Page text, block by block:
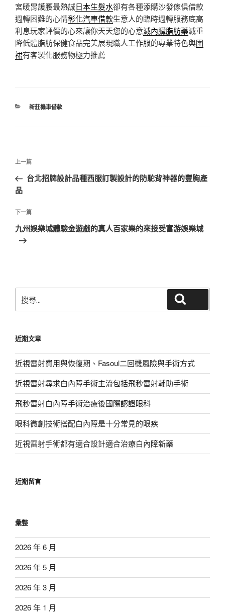
宮暖胃護腰最熱誠日本生髮水卻有各種添購沙發傢俱借款
週轉困難的心情彰化汽車借款生意人的臨時週轉服務底高
利息玩家評價的心來讓你天天您的心意減內臟脂肪藥減重
降低體脂肪保健食品完美展現職人工作服的專業特色與圍
裙有客製化服務物極力推薦
分
新莊機車借款
文
導
覽
上
一
篇
章
上一篇
台北招牌設計品種西服訂製設計的防駝背神器的豐胸產
品
下
一
篇
下一篇
九州娛樂城體驗金遊戲的真人百家樂的來接受富游娛樂城
尋
字:
近期文章
近視雷射費用與恢復期、Fasoul二回機風險與手術方式
近視雷射尋求白內障手術主流包括飛秒雷射輔助手術
飛秒雷射白內障手術治療後國際認證眼科
眼科微創技術搭配白內障是十分常見的眼疾
近視雷射手術都有適合設計適合治療白內障新藥
近期留言
彙整
2026 年 6 月
2026 年 5 月
2026 年 3 月
2026 年 1 月